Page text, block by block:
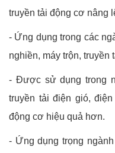
truyền tải động cơ nâng
- Ứng dụng trong các
nghiền, máy trộn, truyền
- Được sử dụng trong
truyền tải điện gió,
động cơ hiệu quả hơn.
- Ứng dụng trọng